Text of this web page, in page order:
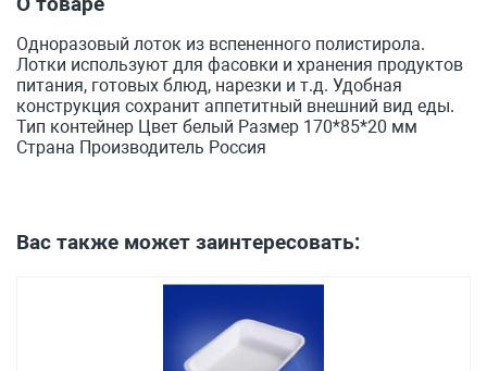
Одноразовый лоток из вспененного полистирола.
Лотки используют для фасовки и хранения продуктов
питания, готовых блюд, нарезки и т.д. Удобная
конструкция сохранит аппетитный внешний вид еды.
Тип контейнер Цвет белый Размер 170*85*20 мм
Страна Производитель Россия
Вас также может заинтересовать: